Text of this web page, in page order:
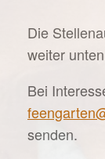
Die
weiter
Bei
senden.